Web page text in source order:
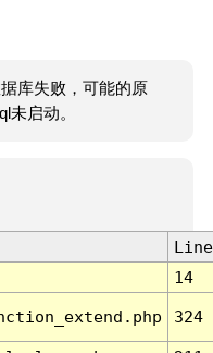
库失败，可能的原
未启动。
Line
14
324